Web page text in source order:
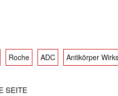
Roche ADC Antikörper
SEITE